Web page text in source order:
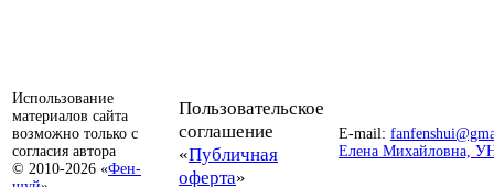
Использование
материалов сайта
возможно только с
согласия автора
© 2010-2026 «Фен-
Пользовательское
соглашение
«Публичная
оферта»
E-mail:
Елена Михайловна,